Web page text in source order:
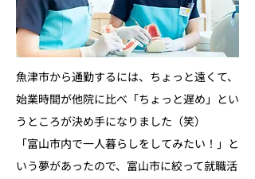
魚津市から通勤するには、ちょっと遠くて、
始業時間が他院に比べ「ちょっと遅め」とい
うところが決め手になりました（笑）
「富山市内で一人暮らしをしてみたい！」と
いう夢があったので、富山市に絞って就職活